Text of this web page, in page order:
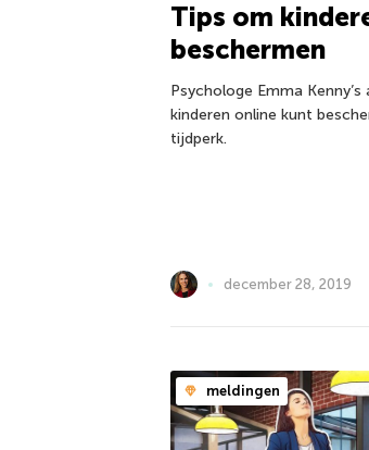
Tips om
beschermen
Psychologe Emma
kinderen online kunt
tijdperk.
december 28, 2019
meldingen